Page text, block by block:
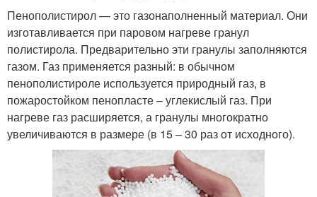
Пенополистирол — это газонаполненный материал. Они
изготавливается при паровом нагреве гранул
полистирола. Предварительно эти гранулы заполняются
газом. Газ применяется разный: в обычном
пенополистироле используется природный газ, в
пожаростойком пенопласте – углекислый газ. При
нагреве газ расширяется, а гранулы многократно
увеличиваются в размере (в 15 – 30 раз от исходного).